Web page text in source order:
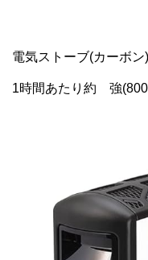
電気ストーブ(カーボン)
1時間あたり約 強